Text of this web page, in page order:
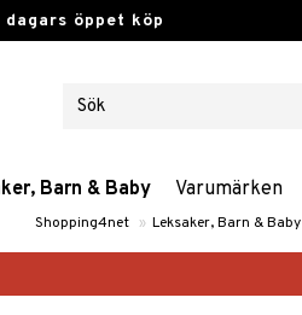
dagars öppet köp
Barn & Baby Varumärken
Shopping4net » Leksaker, Barn & Baby